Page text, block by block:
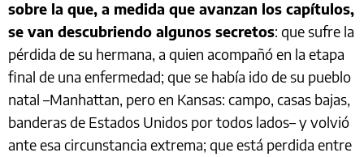
sobre la que, a medida que avanzan los capítulos,
se van descubriendo algunos secretos: que sufre la
pérdida de su hermana, a quien acompañó en la etapa
final de una enfermedad; que se había ido de su pueblo
natal –Manhattan, pero en Kansas: campo, casas bajas,
banderas de Estados Unidos por todos lados– y volvió
ante esa circunstancia extrema; que está perdida entre